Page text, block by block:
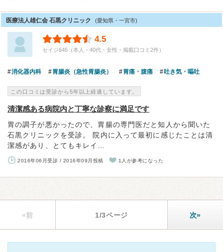
医療法人雄仁会 石黒クリニック (愛知県・一宮市)
4.5
セイジ645（本人・40代・女性・掲載口コミ2件）
消化器内科 胃腸炎（急性胃腸炎） 胃痛・腹痛 吐き気・嘔吐
この口コミは受診から5年以上経過しています。
清潔感ある病院内と丁寧な診察に満足です
胃の調子が悪かったので、胃腸の専門医だと知人から聞いた
石黒クリニックを受診。 院内に入って最初に感じたことは清
潔感があり、とてもキレイ…
2016年06月受診 / 2016年09月投稿 1人が参考になった
«前 1/3ページ 次»